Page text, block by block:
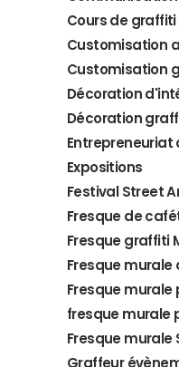
Cours de graffiti
Customisation
Customisation
Décoration
Décoration
Entrepreneuriat
Expositions
Festival Street
Fresque de
Fresque graffiti
Fresque
Fresque murale
fresque murale
Fresque murale